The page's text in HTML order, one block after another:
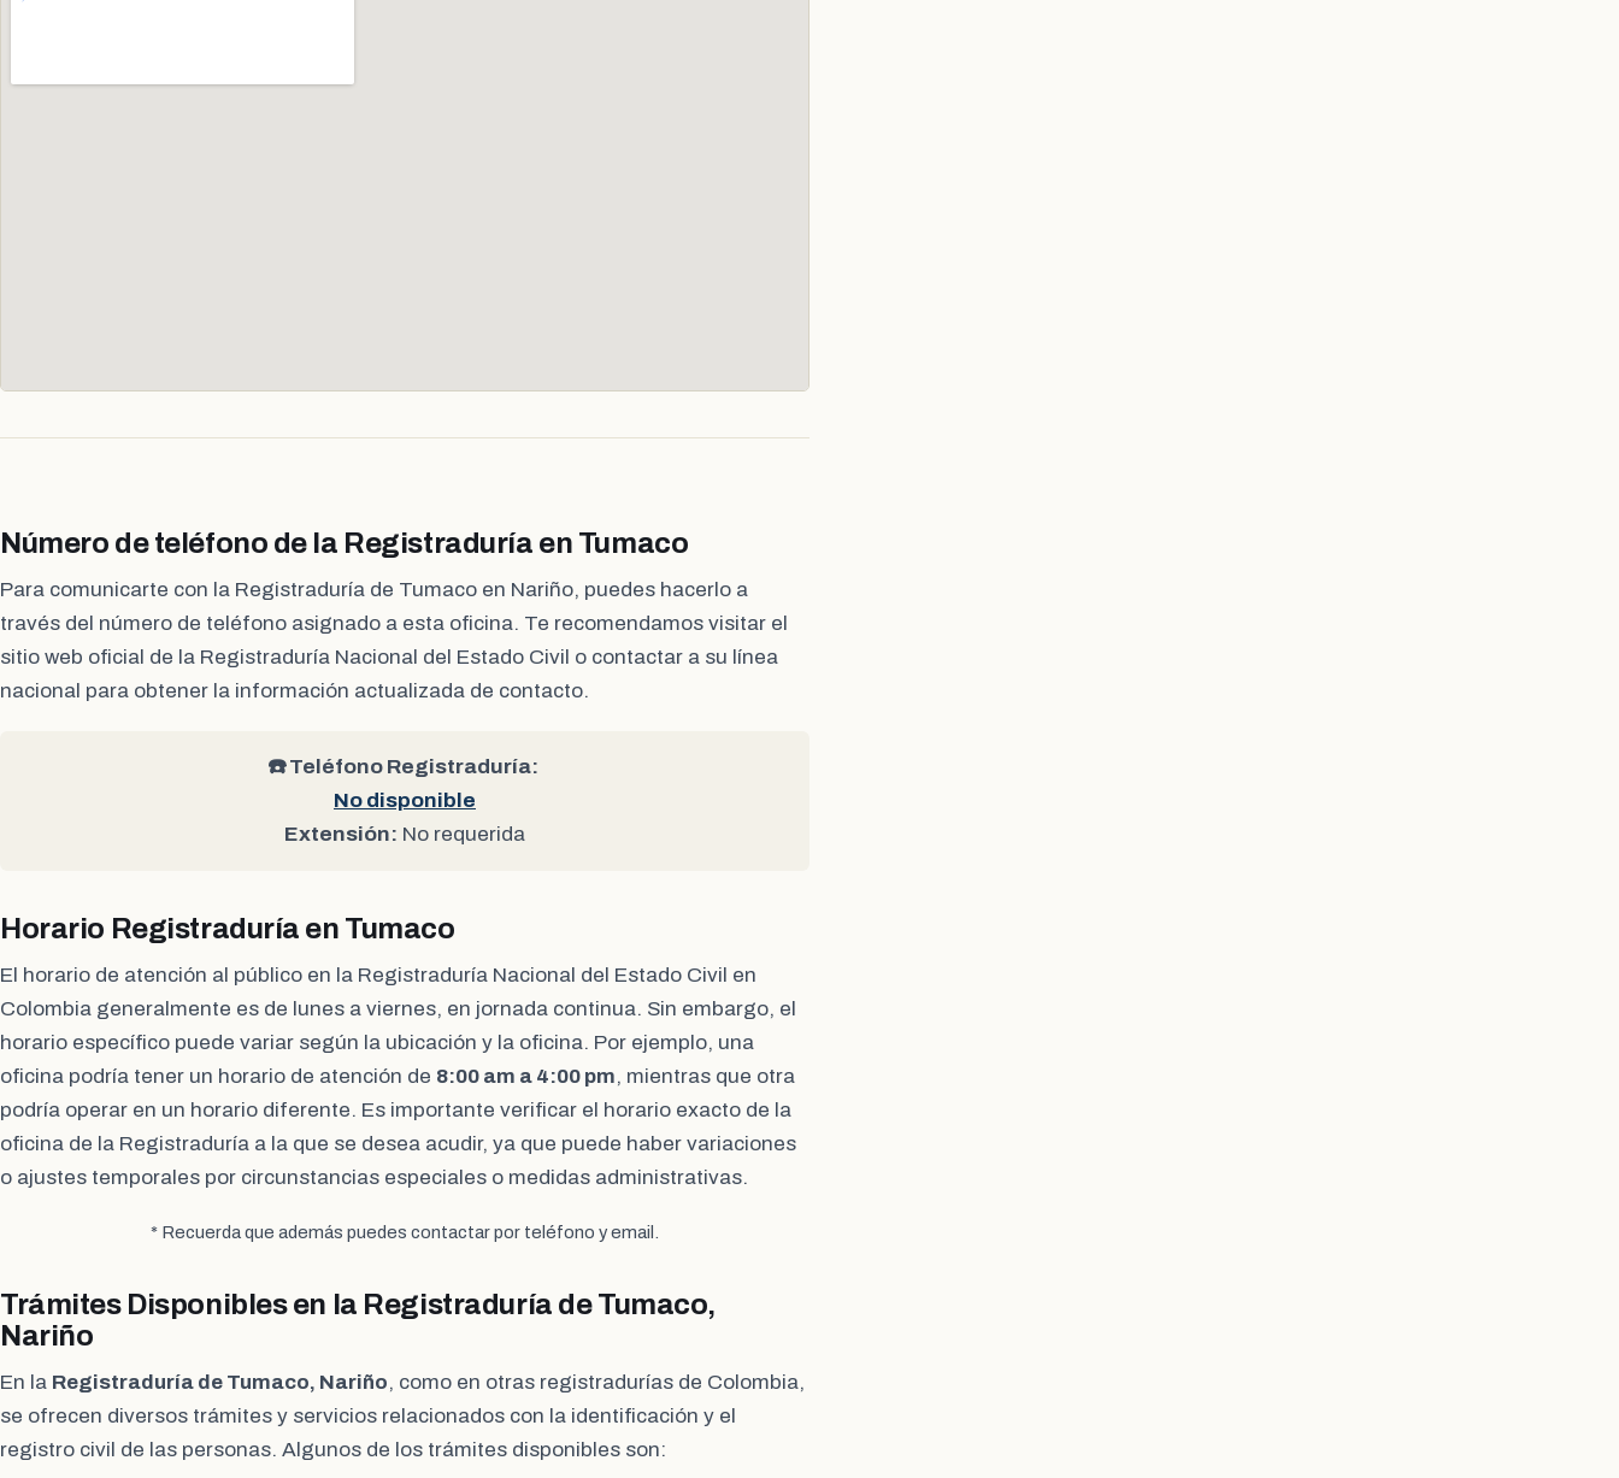
Número de teléfono de la Registraduría en Tumaco
Para comunicarte con la Registraduría de Tumaco en Nariño, puedes hacerlo a
través del número de teléfono asignado a esta oficina. Te recomendamos visitar el
sitio web oficial de la Registraduría Nacional del Estado Civil o contactar a su línea
nacional para obtener la información actualizada de contacto.
☎️ Teléfono Registraduría:
No disponible
Extensión: No requerida
Horario Registraduría en Tumaco
El horario de atención al público en la Registraduría Nacional del Estado Civil en
Colombia generalmente es de lunes a viernes, en jornada continua. Sin embargo, el
horario específico puede variar según la ubicación y la oficina. Por ejemplo, una
oficina podría tener un horario de atención de 8:00 am a 4:00 pm, mientras que otra
podría operar en un horario diferente. Es importante verificar el horario exacto de la
oficina de la Registraduría a la que se desea acudir, ya que puede haber variaciones
o ajustes temporales por circunstancias especiales o medidas administrativas.
* Recuerda que además puedes contactar por teléfono y email.
Trámites Disponibles en la Registraduría de Tumaco,
Nariño
En la Registraduría de Tumaco, Nariño, como en otras registradurías de Colombia,
se ofrecen diversos trámites y servicios relacionados con la identificación y el
registro civil de las personas. Algunos de los trámites disponibles son: